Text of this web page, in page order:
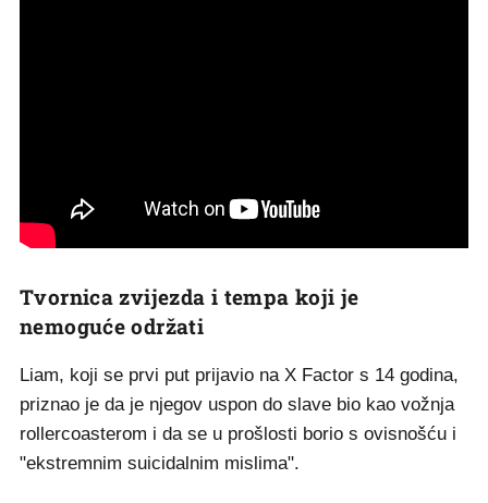
Tvornica zvijezda i tempa koji je
nemoguće održati
Liam, koji se prvi put prijavio na X Factor s 14 godina,
priznao je da je njegov uspon do slave bio kao vožnja
rollercoasterom i da se u prošlosti borio s ovisnošću i
"ekstremnim suicidalnim mislima".